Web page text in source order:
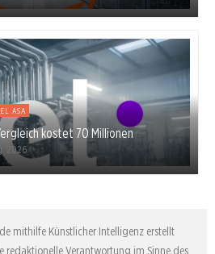
ASA
kostet 70 Millionen
2026
mithilfe Künstlicher Intelligenz erstellt
redaktionelle Verantwortung im Sinne des